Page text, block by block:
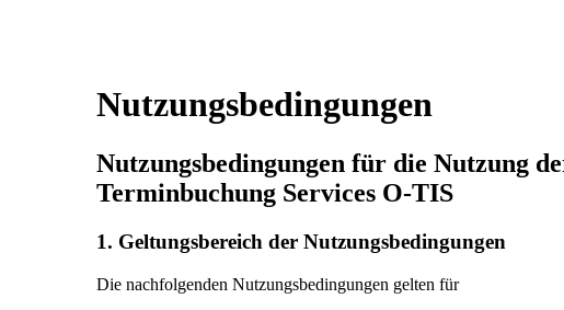
Nutzungsbedingungen
Nutzungsbedingungen für die Nutzung
Terminbuchung Services O-TIS
1. Geltungsbereich der Nutzungsbedingungen
Die nachfolgenden Nutzungsbedingungen gelten für